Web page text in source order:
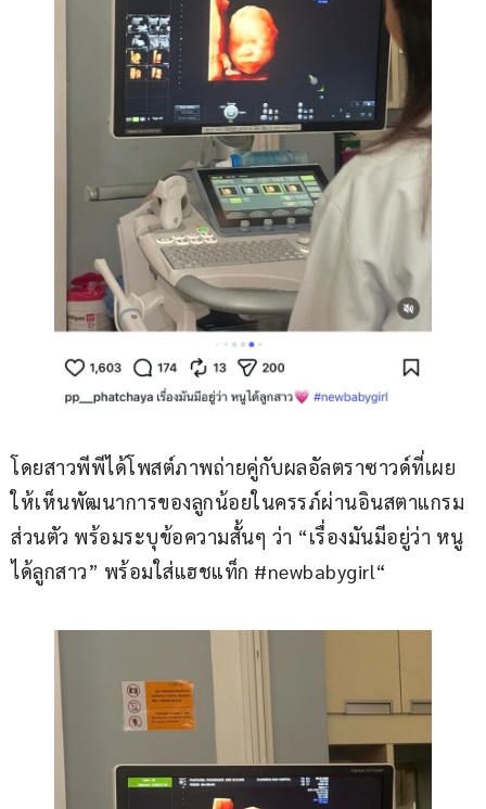
โดยสาวพีพีได้โพสต์ภาพถ่ายคู่กับผลอัลตราซาวด์ที่เผย
ให้เห็นพัฒนาการของลูกน้อยในครรภ์ผ่านอินสตาแกรม
ส่วนตัว พร้อมระบุข้อความสั้นๆ ว่า “เรื่องมันมีอยู่ว่า หนู
ได้ลูกสาว” พร้อมใส่แฮชแท็ก #newbabygirl“